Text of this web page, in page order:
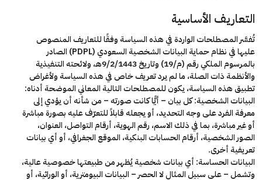
التعاريف الأساسية
تُفسَّر المصطلحات الواردة في هذه السياسة وفقًا للتعاريف المنصوص
عليها في نظام حماية البيانات الشخصية السعودي (PDPL) الصادر
بالمرسوم الملكي رقم (م/19) وتاريخ 9/2/1443هـ، ولائحته التنفيذية
والأنظمة ذات الصلة، ما لم يرد تعريف خاص في هذه السياسة ولأغراض
تطبيق هذه السياسة، يكون للمصطلحات التالية المعاني الموضحة أدناه:
البيانات الشخصية:كل بيان – أيًّا كانت صورته – من شأنه أن يؤدي إلى
معرفة الفرد على وجه التحديد، أو يجعله قابلاً للتعرّف عليه بصورة مباشرة
أو غير مباشرة، بما في ذلك الاسم، رقم الهوية، أرقام التواصل، العنوان،
الصور الشخصية، أرقام الحسابات البنكية، الموقع الجغرافي، أو أي بيانات
تعريفية أخرى.
البيانات الحساسة: أي بيانات شخصية يُظهر من طبيعتها خصوصية عالية،
وتشمل – على سبيل المثال لا الحصر – البيانات البيومترية، أو الوراثية، أو